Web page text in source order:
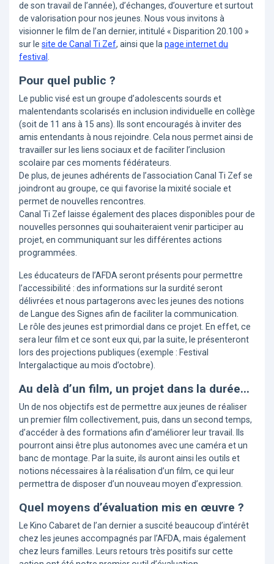
de son travail de l’année), d’échanges, d’ouverture et surtout
de valorisation pour nos jeunes. Nous vous invitons à
visionner le film de l’an dernier, intitulé « Disparition 20.100 »
sur le site de Canal Ti Zef, ainsi que lapage internet du
festival .
Pour quel public ?
Le public visé est un groupe d’adolescents sourds et
malentendants scolarisés en inclusion individuelle en collège
(soit de 11 ans à 15 ans). Ils sont encouragés à inviter des
amis entendants à nous rejoindre. Cela nous permet ainsi de
travailler sur les liens sociaux et de faciliter l’inclusion
scolaire par ces moments fédérateurs.
De plus, de jeunes adhérents de l’association Canal Ti Zef se
joindront au groupe, ce qui favorise la mixité sociale et
permet de nouvelles rencontres.
Canal Ti Zef laisse également des places disponibles pour de
nouvelles personnes qui souhaiteraient venir participer au
projet, en communiquant sur les différentes actions
programmées.
Les éducateurs de l’AFDA seront présents pour permettre
l’accessibilité : des informations sur la surdité seront
délivrées et nous partagerons avec les jeunes des notions
de Langue des Signes afin de faciliter la communication.
Le rôle des jeunes est primordial dans ce projet. En effet, ce
sera leur film et ce sont eux qui, par la suite, le présenteront
lors des projections publiques (exemple : Festival
Intergalactique au mois d’octobre).
Au delà d’un film, un projet dans la durée...
Un de nos objectifs est de permettre aux jeunes de réaliser
un premier film collectivement, puis, dans un second temps,
d’accéder à des formations afin d’améliorer leur travail. Ils
pourront ainsi être plus autonomes avec une caméra et un
banc de montage. Par la suite, ils auront ainsi les outils et
notions nécessaires à la réalisation d’un film, ce qui leur
permettra de disposer d’un nouveau moyen d’expression.
Quel moyens d’évaluation mis en œuvre ?
Le Kino Cabaret de l’an dernier a suscité beaucoup d’intérêt
chez les jeunes accompagnés par l’AFDA, mais également
chez leurs familles. Leurs retours très positifs sur cette